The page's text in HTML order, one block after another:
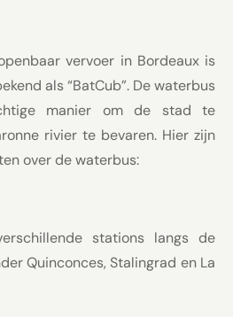
vervoer in Bordeaux is
als “BatCub”. De waterbus
manier om de stad te
rivier te bevaren. Hier zijn
over de waterbus:
stations langs de
Quinconces, Stalingrad en La